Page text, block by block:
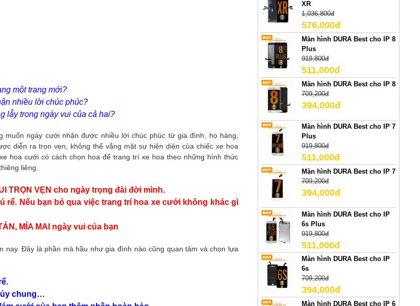
một trang mới?
nhiều lời chúc phúc?
lẫy trong ngày vui của cả hai?
ngày cưới nhận được nhiều lời chúc phúc từ gia đình, họ hàng,
diễn ra trọn vẹn, không thể vắng mặt sự hiện diện của chiếc xe hoa
hoa cưới có cách chọn hoa để trang trí xe hoa theo những hình thức
liêng.
TRỌN VẸN cho ngày trọng đài đời mình.
rể. Nếu bạn bỏ qua việc trang trí hoa xe cưới không khác gì
MỈA MAI ngày vui của bạn
Đây là phần mà hầu như gia đình nào cũng quan tâm và chọn lựa
chung…
XR
1,036,800đ
576,000đ
Màn hình DURA Best cho IP 8
Plus
919,800đ
511,000đ
Màn hình DURA Best cho IP 8
709,200đ
394,000đ
Màn hình DURA Best cho IP 7
Plus
919,800đ
511,000đ
Màn hình DURA Best cho IP 7
709,200đ
394,000đ
Màn hình DURA Best cho IP
6s Plus
919,800đ
511,000đ
Màn hình DURA Best cho IP
6s
709,200đ
394,000đ
Màn hình DURA Best cho IP 6